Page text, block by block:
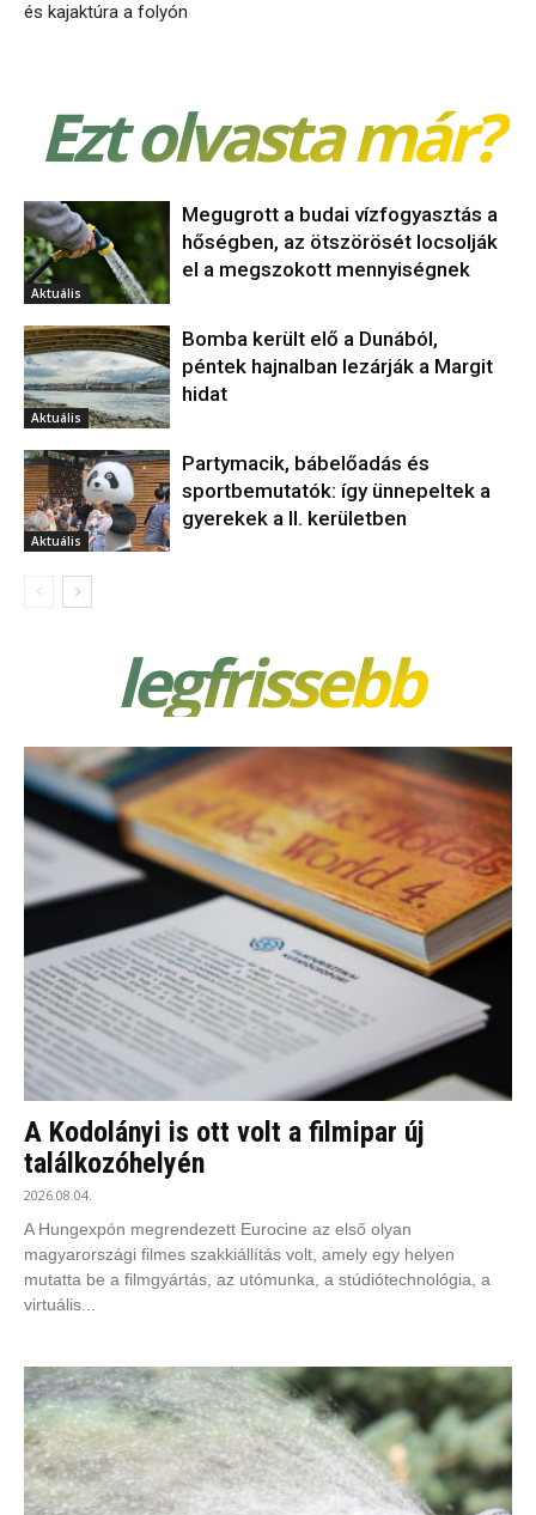
és kajaktúra a folyón
Ezt olvasta már?
Aktuális
Megugrott a budai vízfogyasztás a
hőségben, az ötszörösét locsolják
el a megszokott mennyiségnek
Aktuális
Bomba került elő a Dunából,
péntek hajnalban lezárják a Margit
hidat
Aktuális
Partymacik, bábelőadás és
sportbemutatók: így ünnepeltek a
gyerekek a II. kerületben
legfrissebb
A Kodolányi is ott volt a filmipar új
találkozóhelyén
2026.08.04.
A Hungexpón megrendezett Eurocine az első olyan
magyarországi filmes szakkiállítás volt, amely egy helyen
mutatta be a filmgyártás, az utómunka, a stúdiótechnológia, a
virtuális...